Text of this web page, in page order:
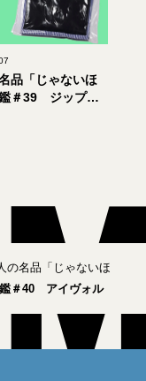
品「じゃないほ
＃39 ジップロ
の名品「じゃないほ
＃40 アイヴォル